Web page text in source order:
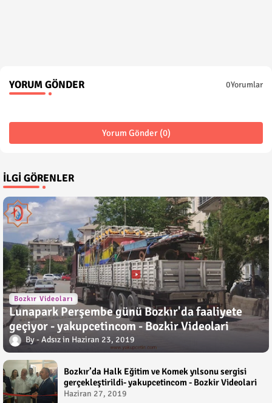
YORUM GÖNDER 0Yorumlar
Yorum Gönder (0)
İLGI GÖRENLER
Bozkır Videoları
Lunapark Perşembe günü Bozkır'da faaliyete
geçiyor - yakupcetincom - Bozkir Videolari
Adsız Haziran 23, 2019
Bozkır’da Halk Eğitim ve Komek yılsonu sergisi
gerçekleştirildi- yakupcetincom - Bozkir Videolari
Haziran 27, 2019